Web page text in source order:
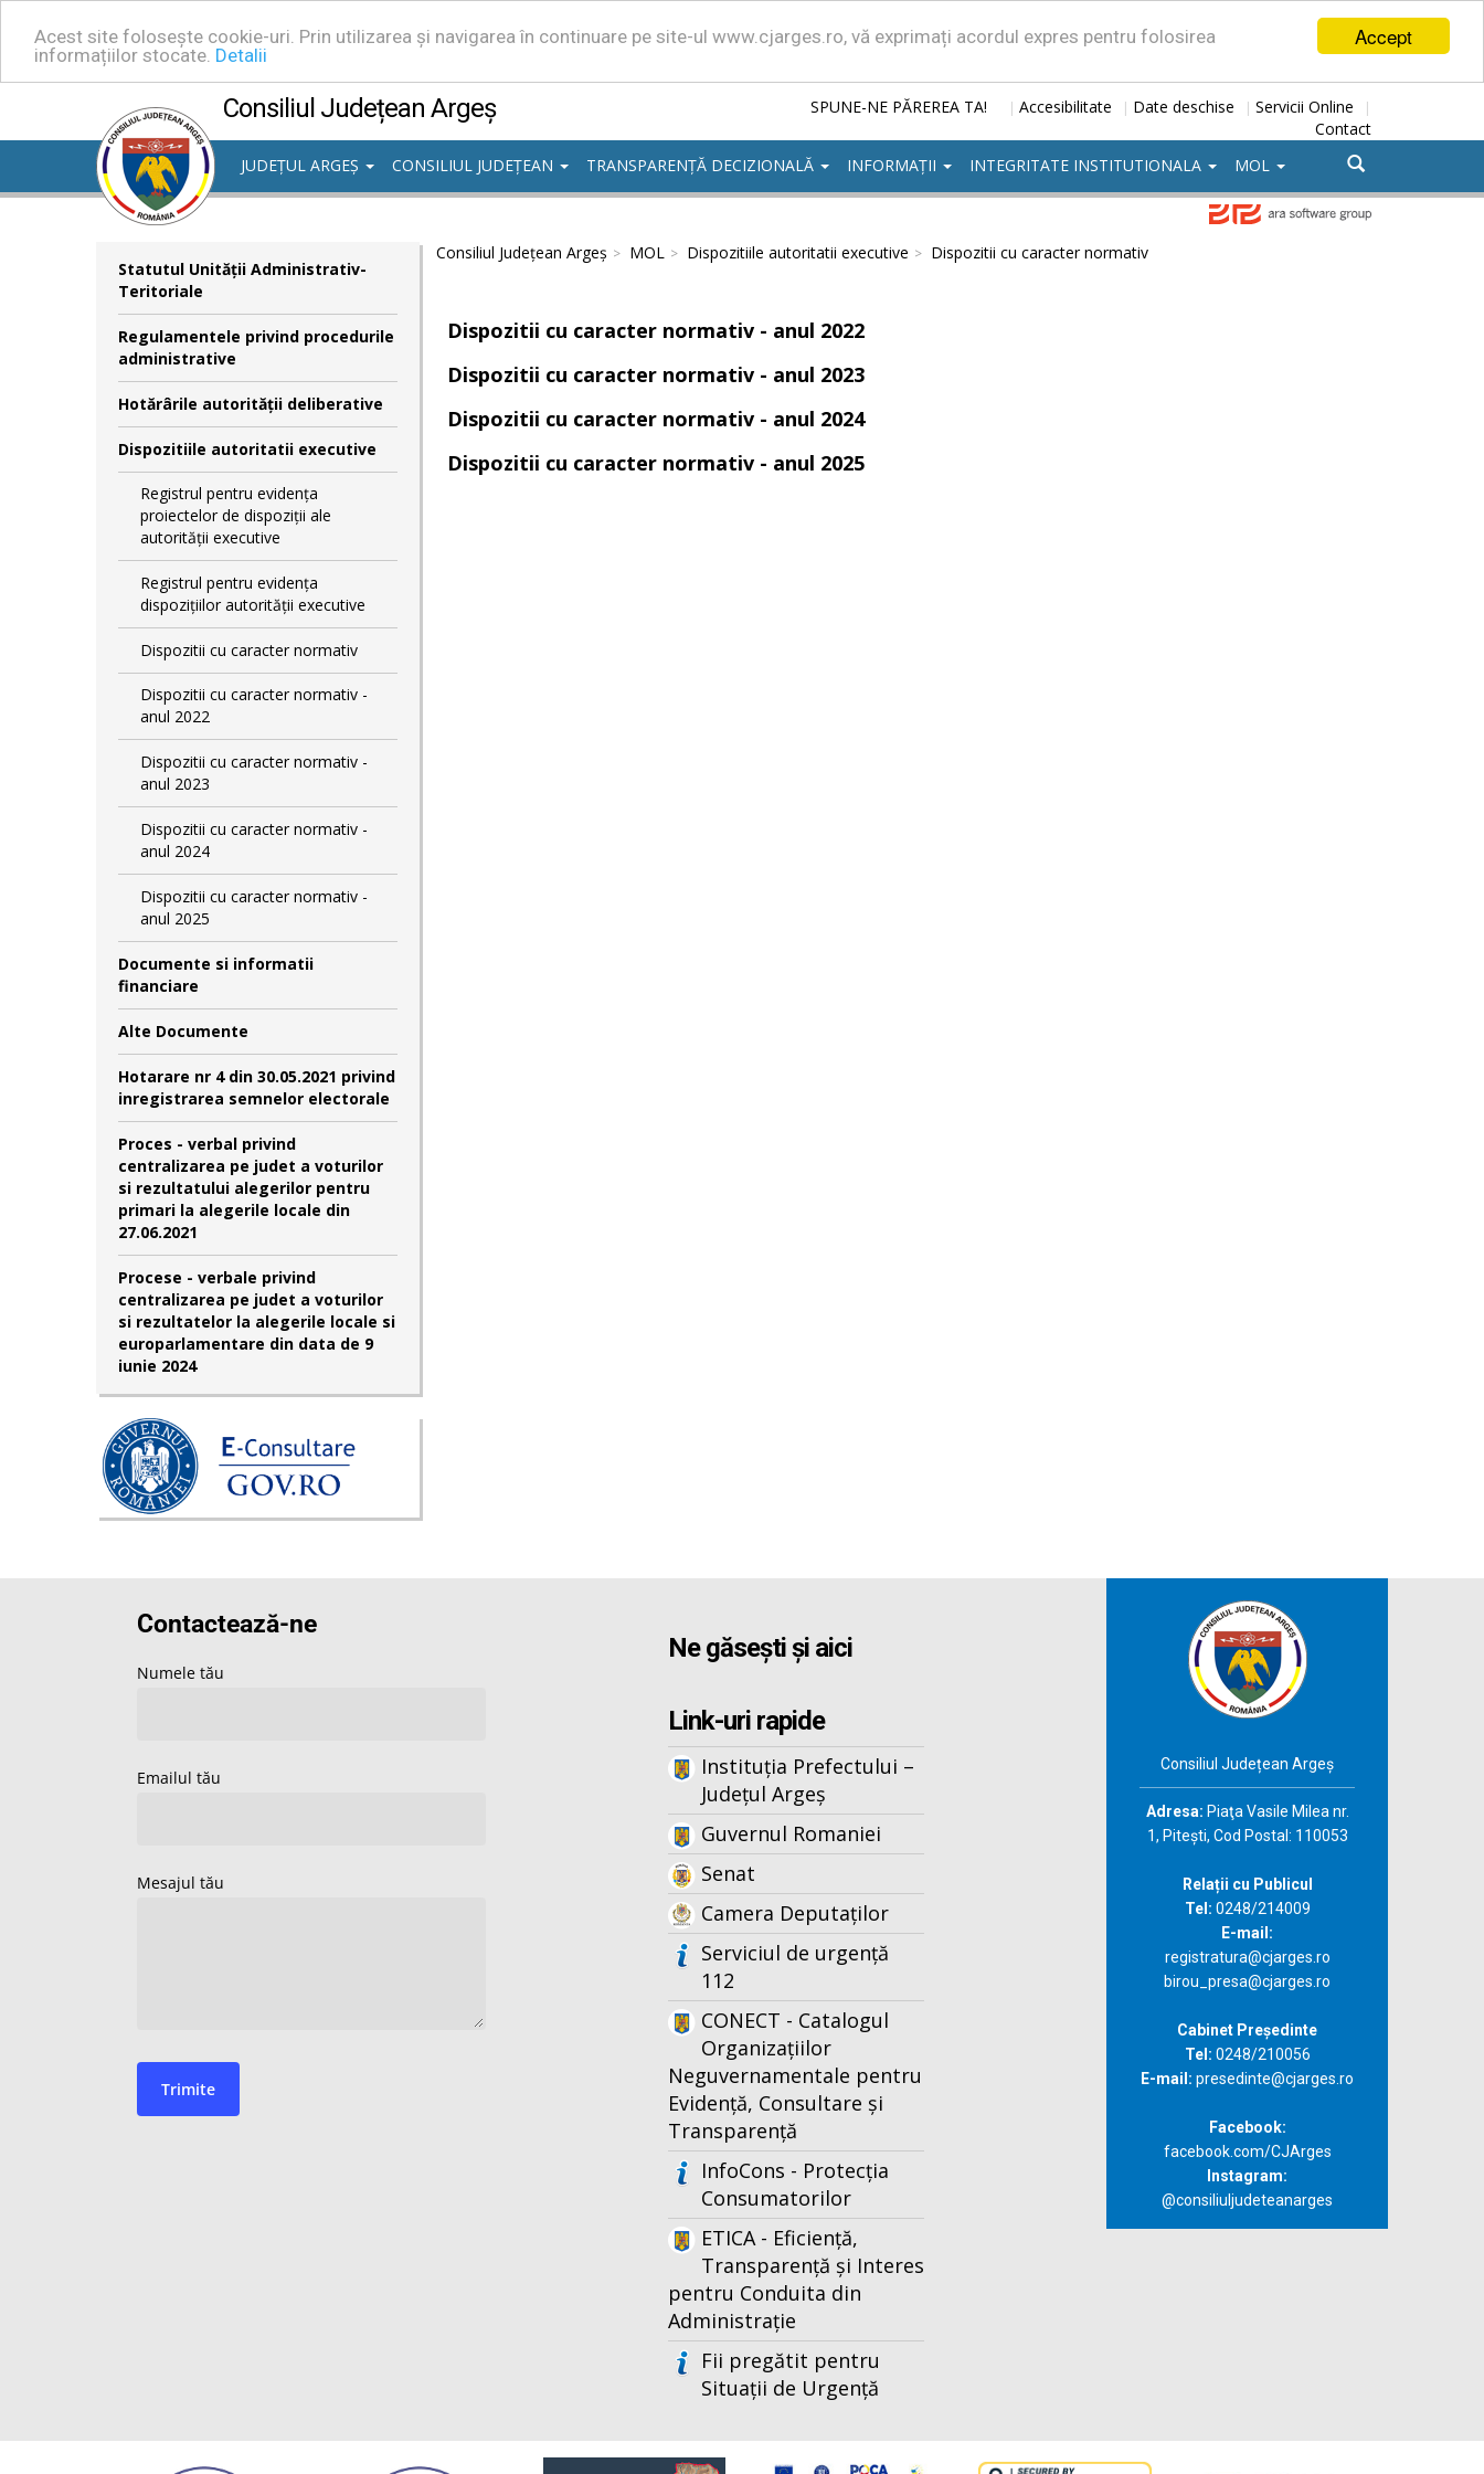
Accept
Acest site folosește cookie-uri. Prin utilizarea și navigarea în continuare pe site-ul www.cjarges.ro, vă exprimați acordul expres pentru folosirea
informațiilor stocate. Detalii
Consiliul Județean Argeș SPUNE-NE PĂREREA TA! | Accesibilitate | Date deschise | Servicii Online |
Contact
JUDEȚUL ARGEȘ
CONSILIUL JUDEȚEAN TRANSPARENȚĂ DECIZIONALĂ INFORMAȚII INTEGRITATE INSTITUTIONALA MOL
Statutul Unităţii Administrativ-
Teritoriale
Regulamentele privind procedurile
administrative
Hotărârile autorităţii deliberative
Dispozitiile autoritatii executive
Registrul pentru evidența
proiectelor de dispoziții ale
autorității executive
Registrul pentru evidența
dispozițiilor autorității executive
Dispozitii cu caracter normativ
Dispozitii cu caracter normativ -
anul 2022
Dispozitii cu caracter normativ -
anul 2023
Dispozitii cu caracter normativ -
anul 2024
Dispozitii cu caracter normativ -
anul 2025
Documente si informatii
financiare
Alte Documente
Hotarare nr 4 din 30.05.2021 privind
inregistrarea semnelor electorale
Proces - verbal privind
centralizarea pe judet a voturilor
si rezultatului alegerilor pentru
primari la alegerile locale din
27.06.2021
Procese - verbale privind
centralizarea pe judet a voturilor
si rezultatelor la alegerile locale si
europarlamentare din data de 9
iunie 2024
Consiliul Județean Argeș MOL Dispozitiile autoritatii executive Dispozitii cu caracter normativ
Dispozitii cu caracter normativ - anul 2022
Dispozitii cu caracter normativ - anul 2023
Dispozitii cu caracter normativ - anul 2024
Dispozitii cu caracter normativ - anul 2025
Ne găsești și aici
Link-uri rapide
Instituția Prefectului –
Județul Argeș
Guvernul Romaniei
Senat
Camera Deputaților
Serviciul de urgență
112
CONECT - Catalogul
Organizațiilor
Neguvernamentale pentru
Evidență, Consultare și
Transparență
InfoCons - Protecția
Consumatorilor
ETICA - Eficiență,
Transparență și Interes
pentru Conduita din
Administrație
Fii pregătit pentru
Situații de Urgență
Consiliul Județean Argeș
Adresa: Piaţa Vasile Milea nr.
1, Piteşti, Cod Postal: 110053
Relații cu Publicul
Tel: 0248/214009
E-mail:
registratura@cjarges.ro
birou_presa@cjarges.ro
Cabinet Președinte
Tel: 0248/210056
E-mail: presedinte@cjarges.ro
Facebook:
facebook.com/CJArges
Instagram:
@consiliuljudeteanarges